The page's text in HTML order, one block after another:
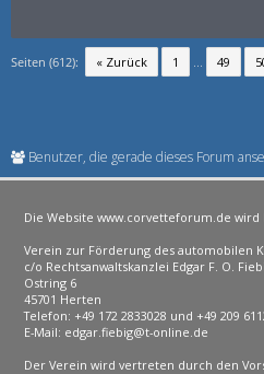
Seiten (612): « Zurück 1 ... 49
Benutzer, die gerade dieses Forum
Die Website www.corvetteforum.de
Verein zur Förderung des automobilen
c/o Rechtsanwaltskanzlei Edgar F. O.
Ostring 6
45701 Herten
Telefon: +49 172 2833028 und +49 209
E-Mail: edgar.fiebig@t-online.de
Der Verein wird vertreten durch den